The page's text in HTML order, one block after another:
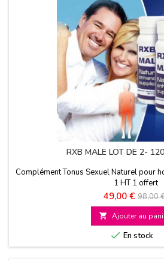
RXB MALE LOT DE 2-
Complément Tonus Sexuel Naturel pour
1 HT 1 offert
Prix
49,00 € Prix
de
base
98,00
 Ajouter au
 En stock